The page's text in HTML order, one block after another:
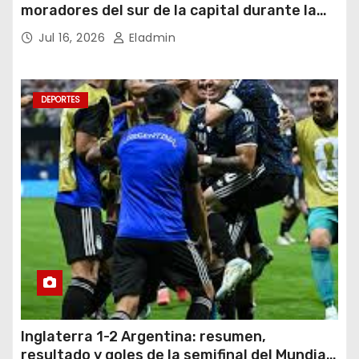
moradores del sur de la capital durante la
noche del miércoles 15 de julio de 2026
Jul 16, 2026 Eladmin
DEPORTES
Inglaterra 1-2 Argentina: resumen,
resultado y goles de la semifinal del Mundial